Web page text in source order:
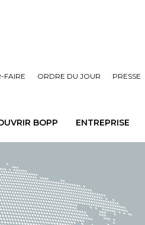
FAIRE ORDRE DU JOUR PRESSE
BOPP ENTREPRISE